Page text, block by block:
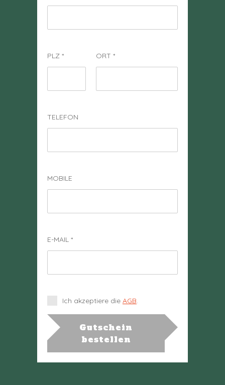
PLZ * ORT *
TELEFON
MOBILE
E-MAIL *
Ich akzeptiere die AGB.
Gutschein
bestellen